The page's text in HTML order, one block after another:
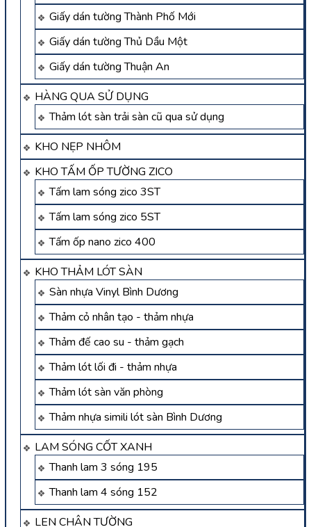
Giấy dán tường Thành Phố Mới
Giấy dán tường Thủ Dầu Một
Giấy dán tường Thuận An
HÀNG QUA SỬ DỤNG
Thảm lót sàn trải sàn cũ qua sử dụng
KHO NẸP NHÔM
KHO TẤM ỐP TƯỜNG ZICO
Tấm lam sóng zico 3ST
Tấm lam sóng zico 5ST
Tấm ốp nano zico 400
KHO THẢM LÓT SÀN
Sàn nhựa Vinyl Bình Dương
Thảm cỏ nhân tạo - thảm nhựa
Thảm đế cao su - thảm gạch
Thảm lót lối đi - thảm nhựa
Thảm lót sàn văn phòng
Thảm nhựa simili lót sàn Bình Dương
LAM SÓNG CỐT XANH
Thanh lam 3 sóng 195
Thanh lam 4 sóng 152
LEN CHÂN TƯỜNG